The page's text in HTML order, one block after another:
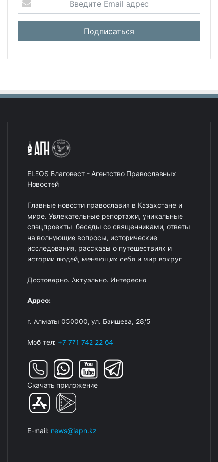
ELEOS Благовест - Агентство Православных
Новостей
Главные новости православия в Казахстане и
мире. Увлекательные репортажи, уникальные
спецпроекты, беседы со священниками, ответы
на волнующие вопросы, исторические
исследования, рассказы о путешествиях и
истории людей, меняющих себя и мир вокруг.
Достоверно. Актуально. Интересно
Адрес:
г. Алматы 050000, ул. Баишева, 28/5
Моб тел: +7 771 742 22 64
Скачать приложение
E-mail: news@iapn.kz